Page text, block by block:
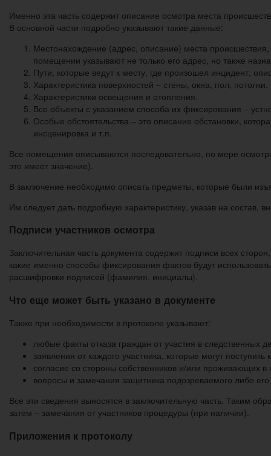
Именно эта часть содержит описание осмотра места
В основной части подробно указывают такие данные:
Местонахождение (адрес, описание) места
помещении указывают не только его адрес, но также
Пути, которые ведут к месту, где произошел инцидент,
Характеристика поверхностей – стены, окна, пол, потолки.
Характеристики освещения и отопления.
Все объекты с указанием способа их фиксирования –
Особые обстоятельства – это описание обстановки,
инсценировка и т.п.
Все помещения описываются последовательно, по мере
это имеет значение).
В заключение необходимо описать предметы, которые были
Им следует дать подробную характеристику, указав на состав,
Подписи участников осмотра
Заключительная часть документа содержит подписи всех
какие именно способы фиксирования фактов будут
расшифровки подписей (фамилия, инициалы).
Что еще может быть указано в документе
Также при необходимости в протоколе указывают:
любые факты отказа граждан от участия в следственных
заявления от каждого участника, которые могут
согласие со стороны собственников и/или проживающих
вопросы и замечания защитника подозреваемого либо его
Все эти сведения выносятся в заключительную часть. Таким
затем – замечания от участников процедуры (при наличии).
Приложения к протоколу